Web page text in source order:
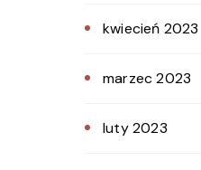
kwiecień 2023
marzec 2023
luty 2023